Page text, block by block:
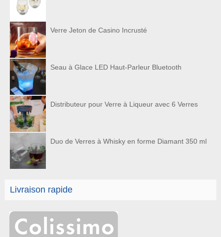
Verre Jeton de Casino Incrusté
Seau à Glace LED Haut-Parleur Bluetooth
Distributeur pour Verre à Liqueur avec 6 Verres
Duo de Verres à Whisky en forme Diamant 350 ml
Livraison rapide